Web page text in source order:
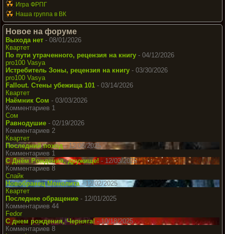
Игра ФРПГ
Наша группа в ВК
Новое на форуме
Выхода нет - 08/01/2026
Квартет
По пути утраченного, рецензия на книгу - 04/12/2026
pro100 Vasya
Истребитель Зоны, рецензия на книгу - 03/30/2026
pro100 Vasya
Fallout. Стены убежища 101 - 03/14/2026
Квартет
Наёмник Сом - 03/03/2026
Комментариев 1
Сом
Равнодушие - 02/19/2026
Комментариев 2
Квартет
Последний поход- 12/08/2025
Комментариев 1
С Днём Рождения, дружище! - 12/03/2025
Комментариев 8
Спайк
Новобранец Монолита - 12/02/2025
Квартет
Последнее обращение - 12/01/2025
Комментариев 44
Fedor
С днем рождения, Черняга!- 10/18/2025
Комментариев 8